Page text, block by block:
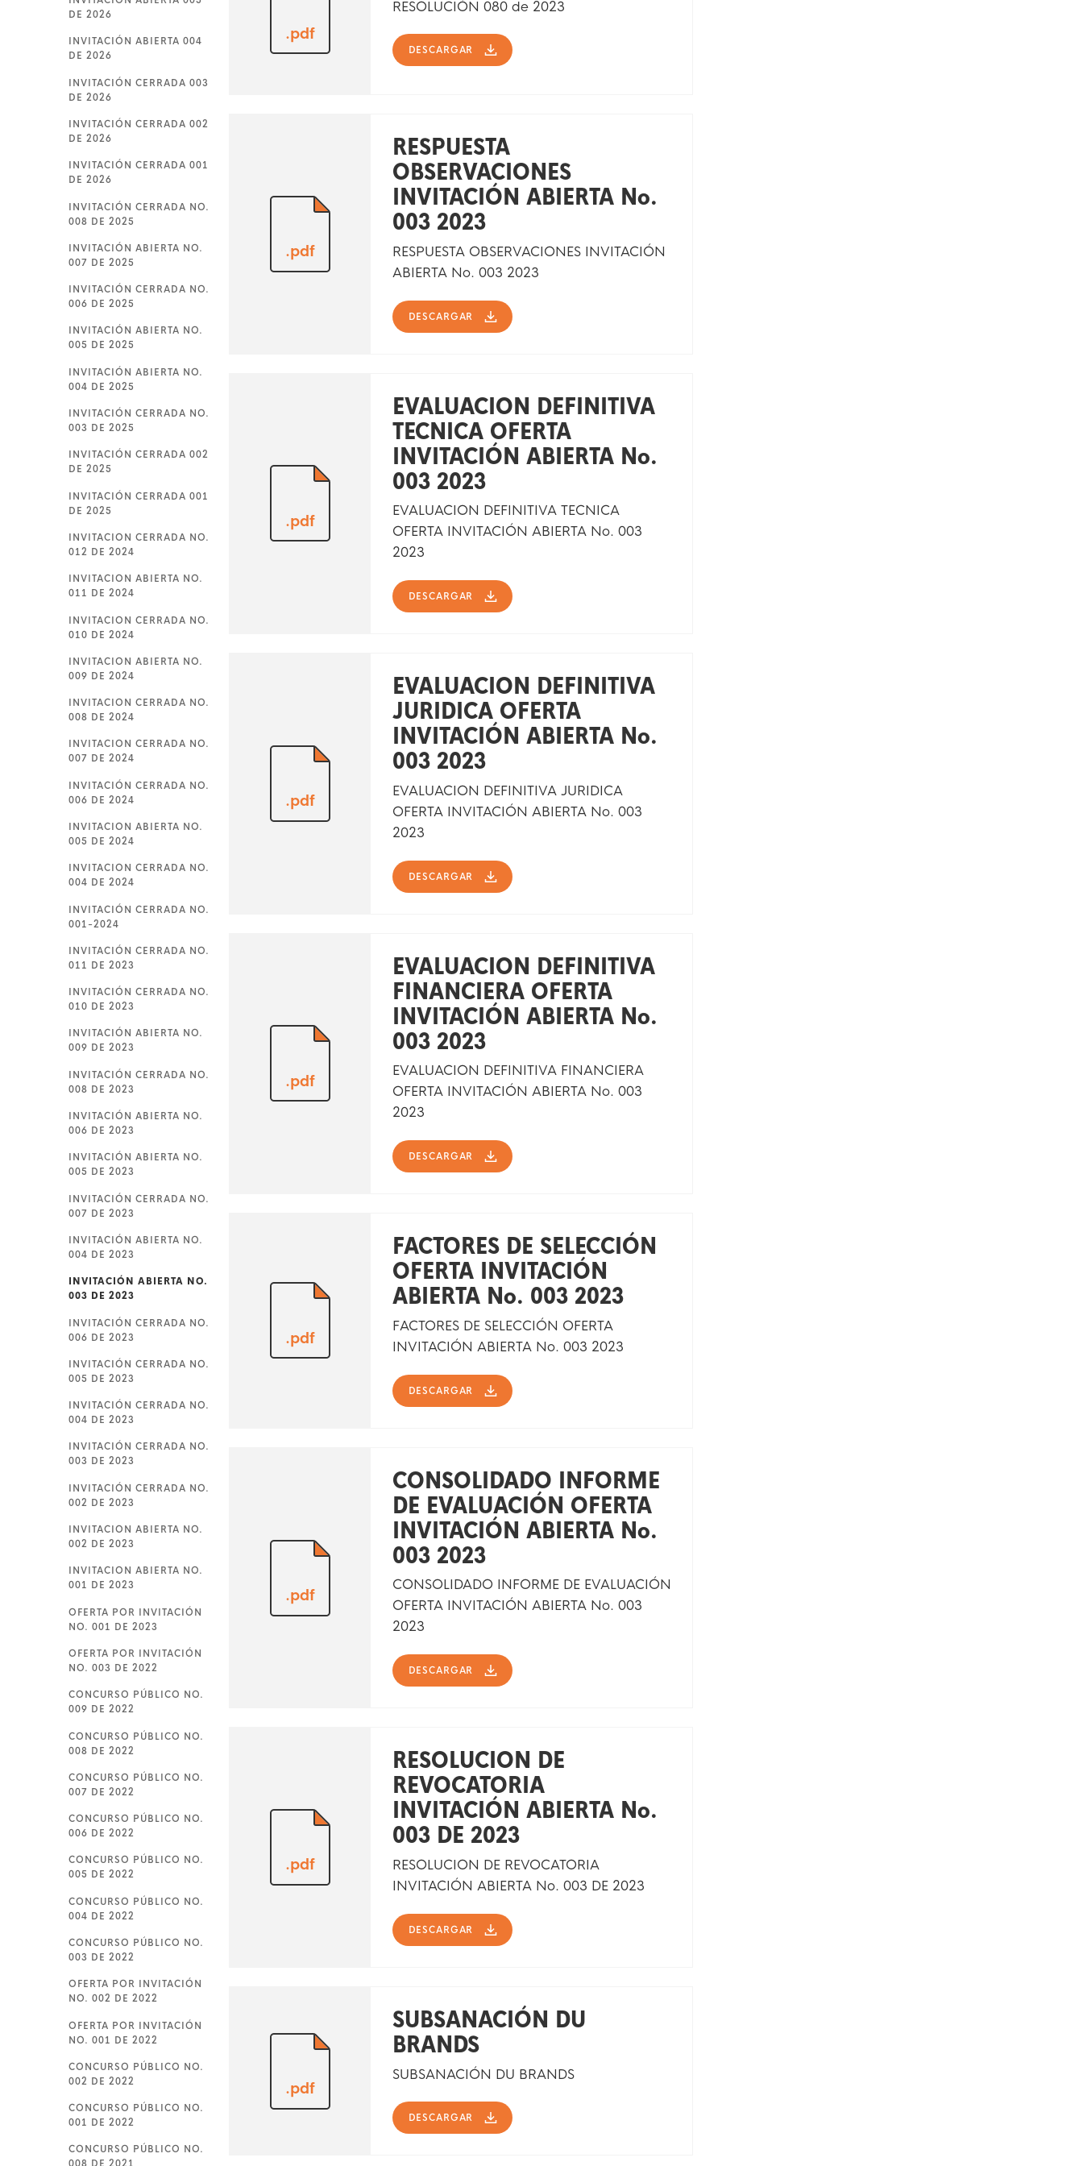
DE 2026
INVITACIÓN ABIERTA 004
DE 2026
INVITACIÓN CERRADA 003
DE 2026
INVITACIÓN CERRADA 002
DE 2026
INVITACIÓN CERRADA 001
DE 2026
INVITACIÓN CERRADA NO.
008 DE 2025
INVITACIÓN ABIERTA NO.
007 DE 2025
INVITACIÓN CERRADA NO.
006 DE 2025
INVITACIÓN ABIERTA NO.
005 DE 2025
INVITACIÓN ABIERTA NO.
004 DE 2025
INVITACIÓN CERRADA NO.
003 DE 2025
INVITACIÓN CERRADA 002
DE 2025
INVITACIÓN CERRADA 001
DE 2025
INVITACION CERRADA NO.
012 DE 2024
INVITACION ABIERTA NO.
011 DE 2024
INVITACION CERRADA NO.
010 DE 2024
INVITACION ABIERTA NO.
009 DE 2024
INVITACION CERRADA NO.
008 DE 2024
INVITACION CERRADA NO.
007 DE 2024
INVITACIÓN CERRADA NO.
006 DE 2024
INVITACION ABIERTA NO.
005 DE 2024
INVITACION CERRADA NO.
004 DE 2024
INVITACIÓN CERRADA NO.
001-2024
INVITACIÓN CERRADA NO.
011 DE 2023
INVITACIÓN CERRADA NO.
010 DE 2023
INVITACIÓN ABIERTA NO.
009 DE 2023
INVITACIÓN CERRADA NO.
008 DE 2023
INVITACIÓN ABIERTA NO.
006 DE 2023
INVITACIÓN ABIERTA NO.
005 DE 2023
INVITACIÓN CERRADA NO.
007 DE 2023
INVITACIÓN ABIERTA NO.
004 DE 2023
INVITACIÓN ABIERTA NO.
003 DE 2023
INVITACIÓN CERRADA NO.
006 DE 2023
INVITACIÓN CERRADA NO.
005 DE 2023
INVITACIÓN CERRADA NO.
004 DE 2023
INVITACIÓN CERRADA NO.
003 DE 2023
INVITACIÓN CERRADA NO.
002 DE 2023
INVITACION ABIERTA NO.
002 DE 2023
INVITACION ABIERTA NO.
001 DE 2023
OFERTA POR INVITACIÓN
NO. 001 DE 2023
OFERTA POR INVITACIÓN
NO. 003 DE 2022
CONCURSO PÚBLICO NO.
009 DE 2022
CONCURSO PÚBLICO NO.
008 DE 2022
CONCURSO PÚBLICO NO.
007 DE 2022
CONCURSO PÚBLICO NO.
006 DE 2022
CONCURSO PÚBLICO NO.
005 DE 2022
CONCURSO PÚBLICO NO.
004 DE 2022
CONCURSO PÚBLICO NO.
003 DE 2022
OFERTA POR INVITACIÓN
NO. 002 DE 2022
OFERTA POR INVITACIÓN
NO. 001 DE 2022
CONCURSO PÚBLICO NO.
002 DE 2022
CONCURSO PÚBLICO NO.
001 DE 2022
CONCURSO PÚBLICO NO.
.pdf
RESOLUCIÓN 080 de 2023
DESCARGAR
.pdf
RESPUESTA
OBSERVACIONES
INVITACIÓN ABIERTA No.
003 2023
RESPUESTA OBSERVACIONES INVITACIÓN
ABIERTA No. 003 2023
DESCARGAR
.pdf
EVALUACION DEFINITIVA
TECNICA OFERTA
INVITACIÓN ABIERTA No.
003 2023
EVALUACION DEFINITIVA TECNICA
OFERTA INVITACIÓN ABIERTA No. 003
2023
DESCARGAR
.pdf
EVALUACION DEFINITIVA
JURIDICA OFERTA
INVITACIÓN ABIERTA No.
003 2023
EVALUACION DEFINITIVA JURIDICA
OFERTA INVITACIÓN ABIERTA No. 003
2023
DESCARGAR
.pdf
EVALUACION DEFINITIVA
FINANCIERA OFERTA
INVITACIÓN ABIERTA No.
003 2023
EVALUACION DEFINITIVA FINANCIERA
OFERTA INVITACIÓN ABIERTA No. 003
2023
DESCARGAR
.pdf
FACTORES DE SELECCIÓN
OFERTA INVITACIÓN
ABIERTA No. 003 2023
FACTORES DE SELECCIÓN OFERTA
INVITACIÓN ABIERTA No. 003 2023
DESCARGAR
.pdf
CONSOLIDADO INFORME
DE EVALUACIÓN OFERTA
INVITACIÓN ABIERTA No.
003 2023
CONSOLIDADO INFORME DE EVALUACIÓN
OFERTA INVITACIÓN ABIERTA No. 003
2023
DESCARGAR
.pdf
RESOLUCION DE
REVOCATORIA
INVITACIÓN ABIERTA No.
003 DE 2023
RESOLUCION DE REVOCATORIA
INVITACIÓN ABIERTA No. 003 DE 2023
DESCARGAR
.pdf
SUBSANACIÓN DU
BRANDS
SUBSANACIÓN DU BRANDS
DESCARGAR